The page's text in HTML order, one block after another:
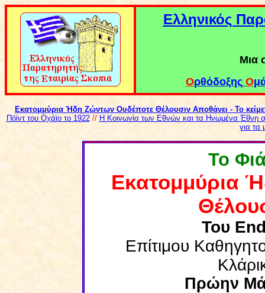
Ελληνικός
Μια
Ορθόδοξης Ο
Εκατομμύρια Ήδη Ζώντων Ουδέποτε Θέλουσιν Αποθάνει - Το
Πόϊντ του Οχάϊο το 1922// Η Κοινωνία των Εθνών και τα Ηνωμένα Έθνη
για τα
Το
Εκατομμύρια
Του
Επίτιμου
Πρώην